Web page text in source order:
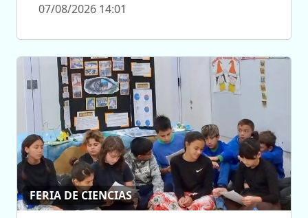
07/08/2026 14:01
FERIA DE CIENCIAS